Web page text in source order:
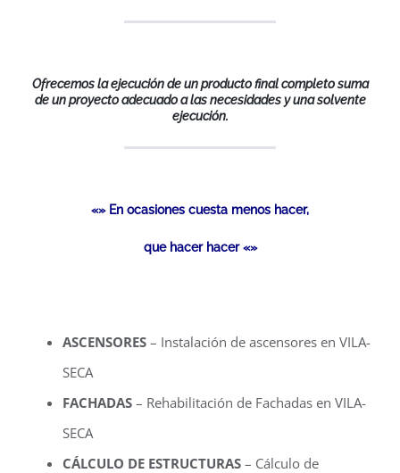
Ofrecemos la ejecución de un producto final completo suma
de un proyecto adecuado a las necesidades y una solvente
ejecución.
«» En ocasiones cuesta menos hacer,
que hacer hacer «»
ASCENSORES – Instalación de ascensores en VILA-
SECA
FACHADAS – Rehabilitación de Fachadas en VILA-
SECA
CÁLCULO DE ESTRUCTURAS – Cálculo de